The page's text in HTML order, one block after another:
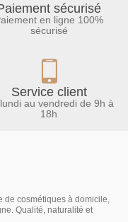
sécurisé
en ligne 100%
sécurisé
Service client
au vendredi de 9h à
18h
cosmétiques à domicile,
Qualité, naturalité et